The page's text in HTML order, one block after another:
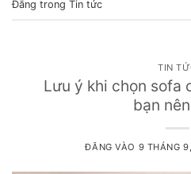
Đăng trong Tin tức
TIN
Lưu ý khi chọn sofa
bạn
ĐĂNG VÀO 9 THÁNG